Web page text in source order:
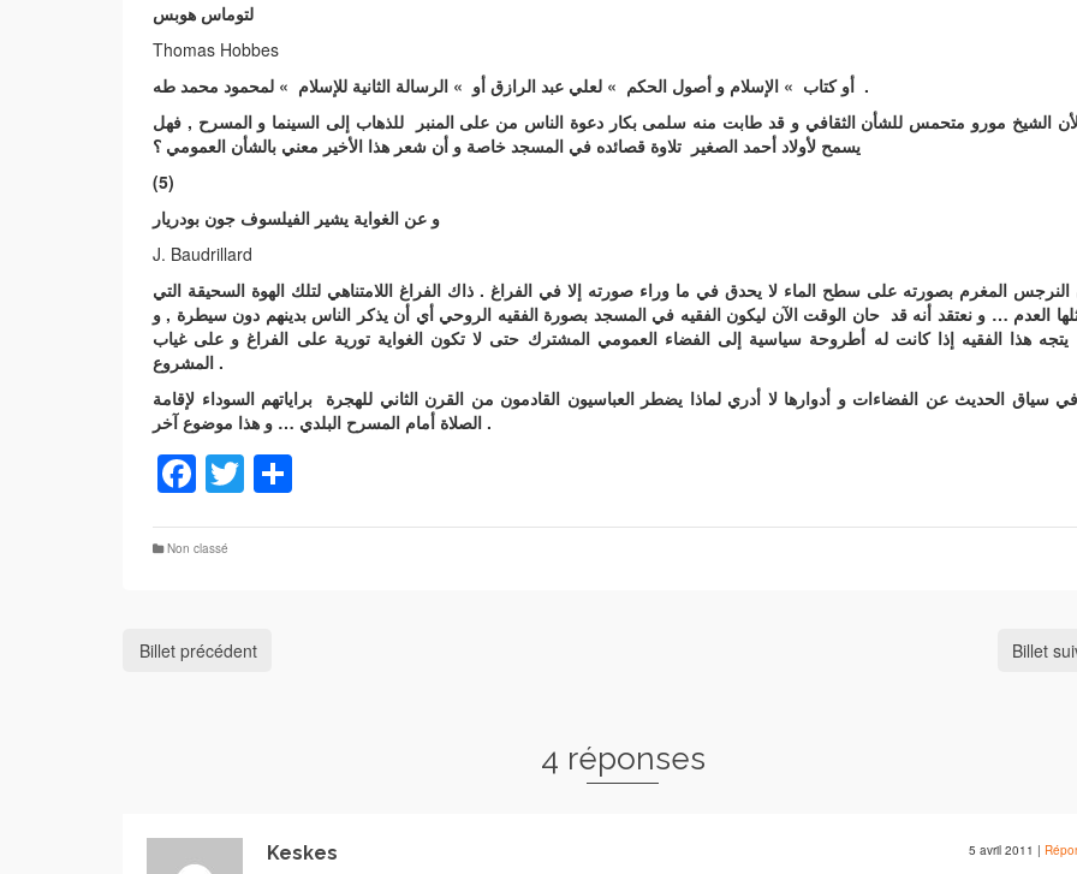
لتوماس هوبس
Thomas Hobbes
أو كتاب » الإسلام و أصول الحكم » لعلي عبد الرازق أو » الرسالة الثانية للإسلام » لمحمود محمد طه .
الشيخ مورو متحمس للشأن الثقافي و قد طابت منه سلمى بكار دعوة الناس من على المنبر للذهاب إلى السينما و المسرح , فهل
يسمح لأولاد أحمد الصغير تلاوة قصائده في المسجد خاصة و أن شعر هذا الأخير معني بالشأن العمومي ؟
(5)
و عن الغواية يشير الفيلسوف جون بودريار
J. Baudrillard
النرجس المغرم بصورته على سطح الماء لا يحدق في ما وراء صورته إلا في الفراغ . ذاك الفراغ اللامتناهي لتلك الهوة السحيقة التي
العدم … و نعتقد أنه قد حان الوقت الآن ليكون الفقيه في المسجد بصورة الفقيه الروحي أي أن يذكر الناس بدينهم دون سيطرة , و
يتجه هذا الفقيه إذا كانت له أطروحة سياسية إلى الفضاء العمومي المشترك حتى لا تكون الغواية تورية على الفراغ و على غياب
المشروع .
سياق الحديث عن الفضاءات و أدوارها لا أدري لماذا يضطر العباسيون القادمون من القرن الثاني للهجرة براياتهم السوداء لإقامة
الصلاة أمام المسرح البلدي … و هذا موضوع آخر .
Facebook
Twitter
Non classé
Billet précédent Billet
4 réponses
Keskes 5 avril 2011 |